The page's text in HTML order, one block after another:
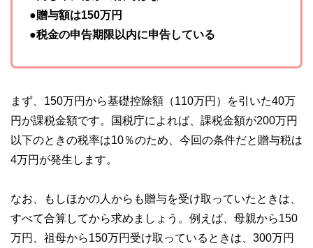
●贈与額は150万円
●税金の申告期限以内に申告している
まず、150万円から基礎控除額（110万円）を引いた40万
円が課税金額です。国税庁によれば、課税金額が200万円
以下のときの税率は10％のため、今回の条件だと贈与税は
4万円が発生します。
なお、もしほかの人からも贈与を受け取っていたときは、
すべて合算してから求めましょう。例えば、母親から150
万円、祖母から150万円受け取っているときは、300万円